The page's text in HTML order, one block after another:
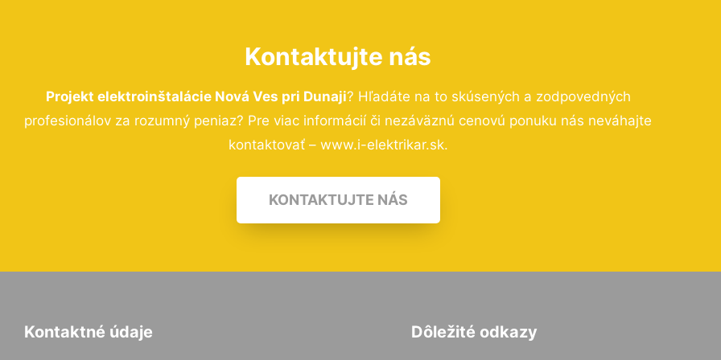
Kontaktujte nás
Projekt elektroinštalácie Nová Ves pri Dunaji? Hľadáte na to skúsených a zodpovedných
profesionálov za rozumný peniaz? Pre viac informácií či nezáväznú cenovú ponuku nás neváhajte
kontaktovať – www.i-elektrikar.sk.
KONTAKTUJTE NÁS
Kontaktné údaje Dôležité odkazy